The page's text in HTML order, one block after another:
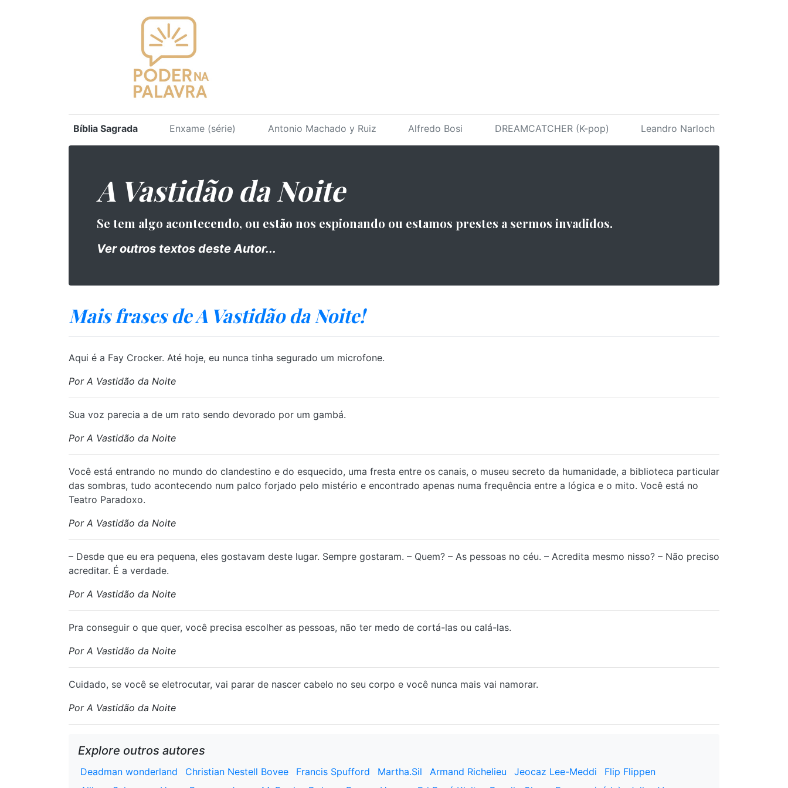
Bíblia Sagrada Enxame (série) Antonio Machado y Ruiz Alfredo Bosi DREAMCATCHER (K-pop) Leandro Narloch
A Vastidão da Noite
⁠Se tem algo acontecendo, ou estão nos espionando ou estamos prestes a sermos invadidos.
Ver outros textos deste Autor...
Mais frases de A Vastidão da Noite!
⁠Aqui é a Fay Crocker. Até hoje, eu nunca tinha segurado um microfone.
Por A Vastidão da Noite
⁠Sua voz parecia a de um rato sendo devorado por um gambá.
Por A Vastidão da Noite
⁠Você está entrando no mundo do clandestino e do esquecido, uma fresta entre os canais, o museu secreto da humanidade, a biblioteca particular
das sombras, tudo acontecendo num palco forjado pelo mistério e encontrado apenas numa frequência entre a lógica e o mito. Você está no
Teatro Paradoxo.
Por A Vastidão da Noite
⁠– Desde que eu era pequena, eles gostavam deste lugar. Sempre gostaram. – Quem? – As pessoas no céu. – Acredita mesmo nisso? – Não preciso
acreditar. É a verdade.
Por A Vastidão da Noite
⁠Pra conseguir o que quer, você precisa escolher as pessoas, não ter medo de cortá-las ou calá-las.
Por A Vastidão da Noite
⁠Cuidado, se você se eletrocutar, vai parar de nascer cabelo no seu corpo e você nunca mais vai namorar.
Por A Vastidão da Noite
Explore outros autores
Deadman wonderland Christian Nestell Bovee Francis Spufford Martha.Sil Armand Richelieu Jeocaz Lee-Meddi
Flip Flippen